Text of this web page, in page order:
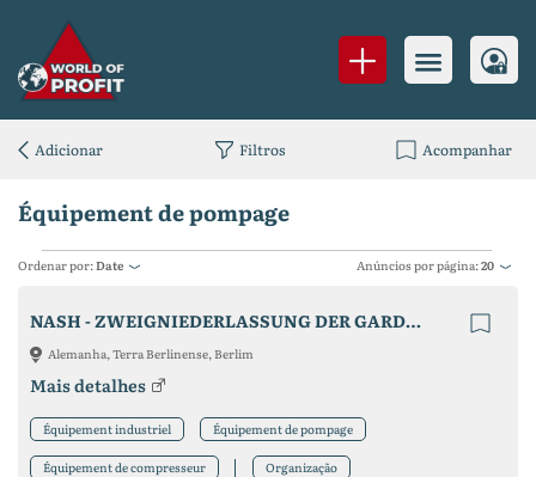
Équipement de pompage
Ordenar por:Date Anúncios por página:20
NASH - ZWEIGNIEDERLASSUNG DER GARDNER DENVER DEUTSCHLAND GMBH
Alemanha, Terra Berlinense, Berlim
Mais detalhes
Équipement industriel Équipement de pompage
Équipement de compresseur Organização
Adicionar Filtros Acompanhar